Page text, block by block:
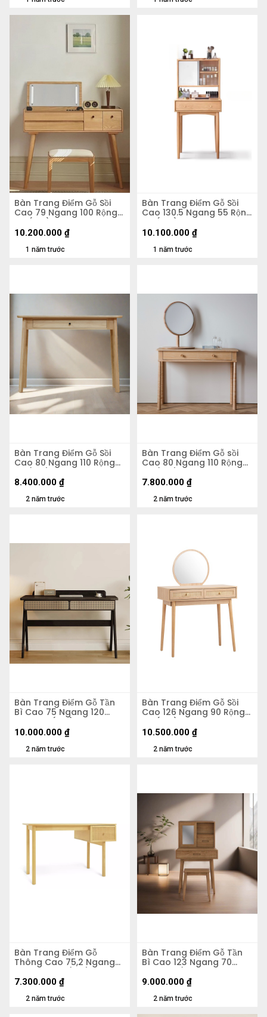
Bàn Trang Điểm Gỗ Sồi
Cao 79 Ngang 100 Rộng
40 (cm)
1 năm trước
10.200.000 ₫
Bàn Trang Điểm Gỗ Sồi
Cao 130.5 Ngang 55 Rộng
40 (cm)
1 năm trước
10.100.000 ₫
Bàn Trang Điểm Gỗ Sồi
Cao 80 Ngang 110 Rộng
50 (cm)
2 năm trước
8.400.000 ₫
Bàn Trang Điểm Gỗ sồi
Cao 80 Ngang 110 Rộng
40 (cm)
2 năm trước
7.800.000 ₫
Bàn Trang Điểm Gỗ Tần
Bì Cao 75 Ngang 120
Rộng 60 (cm)
2 năm trước
10.000.000 ₫
Bàn Trang Điểm Gỗ Sồi
Cao 126 Ngang 90 Rộng
42 (cm)
2 năm trước
10.500.000 ₫
Bàn Trang Điểm Gỗ
Thông Cao 75,2 Ngang
120 Rộng 55 (cm)
2 năm trước
7.300.000 ₫
Bàn Trang Điểm Gỗ Tần
Bì Cao 123 Ngang 70
Rộng 50 (cm)
2 năm trước
9.000.000 ₫